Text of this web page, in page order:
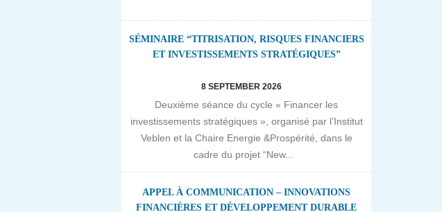
SÉMINAIRE “TITRISATION, RISQUES FINANCIERS
ET INVESTISSEMENTS STRATÉGIQUES”
8 SEPTEMBER 2026
Deuxième séance du cycle « Financer les
investissements stratégiques », organisé par l’Institut
Veblen et la Chaire Energie &Prospérité, dans le
cadre du projet “New...
APPEL À COMMUNICATION – INNOVATIONS
FINANCIÈRES ET DÉVELOPPEMENT DURABLE